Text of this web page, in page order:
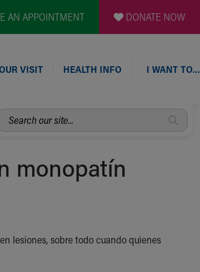
AN APPOINTMENT DONATE NOW
VISIT HEALTH INFO I WANT TO…
monopatín
lesiones, sobre todo cuando quienes